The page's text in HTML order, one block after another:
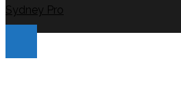
Sydney Pro